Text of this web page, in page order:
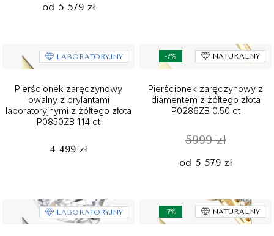
od 5 579 zł
LABORATORYJNY
Pierścionek zaręczynowy
owalny z brylantami
laboratoryjnymi z żółtego złota
P0850ZB 1.14 ct
4 499 zł
-7% NATURALNY
Pierścionek zaręczynowy z
diamentem z żółtego złota
P0286ZB 0.50 ct
5999 zł
od 5 579 zł
LABORATORYJNY -7% NATURALNY